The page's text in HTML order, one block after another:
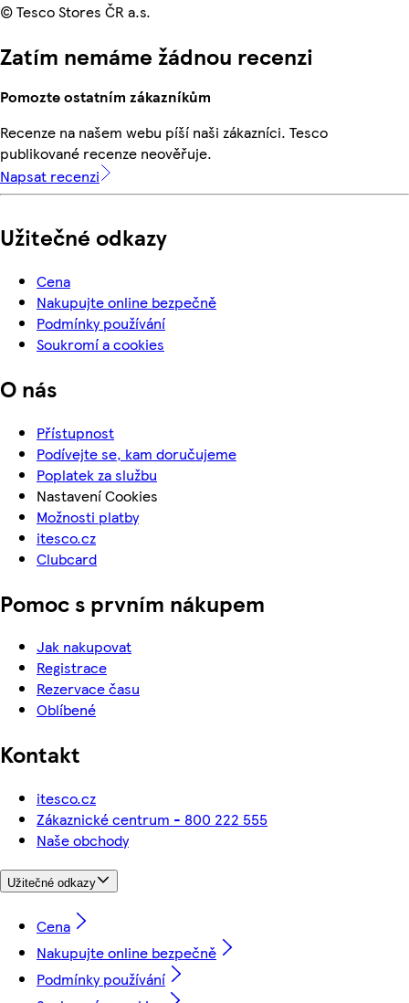
© Tesco Stores ČR a.s.
Zatím nemáme žádnou recenzi
Pomozte ostatním zákazníkům
Recenze na našem webu píší naši zákazníci. Tesco
publikované recenze neověřuje.
Napsat recenzi
Užitečné odkazy
Cena
Nakupujte online bezpečně
Podmínky používání
Soukromí a cookies
O nás
Přístupnost
Podívejte se, kam doručujeme
Poplatek za službu
Nastavení Cookies
Možnosti platby
itesco.cz
Clubcard
Pomoc s prvním nákupem
Jak nakupovat
Registrace
Rezervace času
Oblíbené
Kontakt
itesco.cz
Zákaznické centrum - 800 222 555
Naše obchody
Užitečné odkazy
Cena
Nakupujte online bezpečně
Podmínky používání